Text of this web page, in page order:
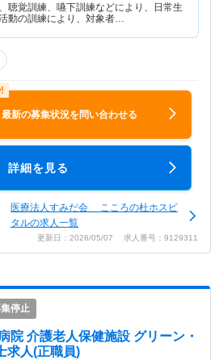
聴覚訓練、嚥下訓練などにより、日常生
動の訓練により、対象者…
最新の募集状況を問い合わせる
詳細を見る
医療法人すみだ会 こころの杜ホスピ
タルの求人一覧
更新日：2026/05/07 求人番号：9129311
停止
院 介護老人保健施設 グリーン・
求人(正職員)